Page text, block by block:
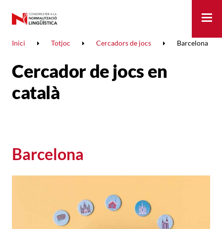
Inici Totjoc Cercadors de jocs Barcelona
Cercador de jocs en
català
Barcelona